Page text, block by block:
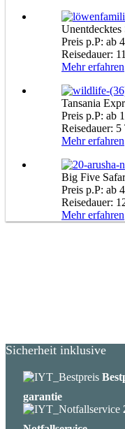
Unentdecktes
Preis p.P: ab
Reisedauer:
Mehr erfahren
Tansania
Preis p.P: ab
Reisedauer:
Mehr erfahren
Big Five
Preis p.P: ab
Reisedauer:
Mehr erfahren
Sicherheit inklusive
garantie